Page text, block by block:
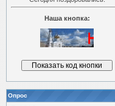
Наша кнопка:
Опрос